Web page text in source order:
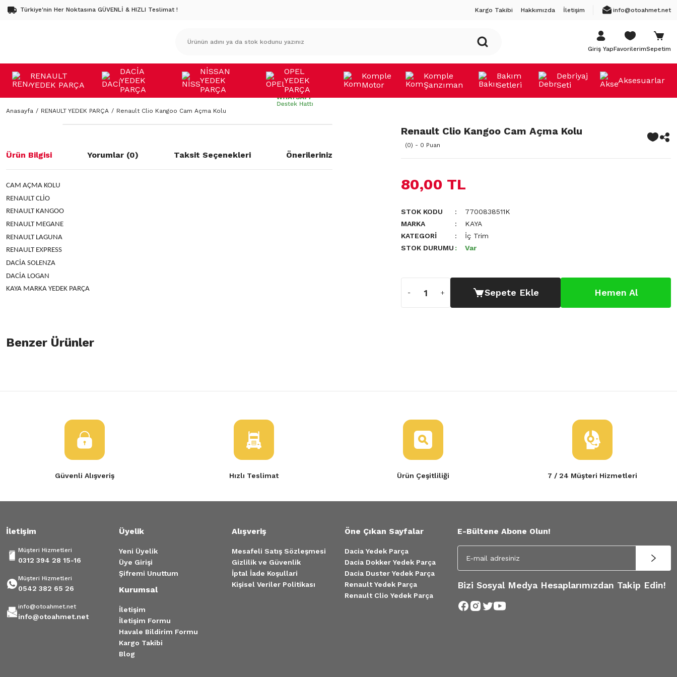
Türkiye'nin Her Noktasına GÜVENLİ & HIZLI Teslimat ! Kargo Takibi Hakkımızda İletişim info@otoahmet.net
Giriş YapFavorilerimSepetim
RENAULT
YEDEK PARÇA
DACİA
YEDEK
PARÇA
NİSSAN
YEDEK
PARÇA
OPEL
YEDEK
PARÇA
Komple
Motor
Komple
Şanzıman
Bakım
Setleri
Debriyaj
Seti
Aksesuarlar
Anasayfa RENAULT YEDEK PARÇA Renault Clio Kangoo Cam Açma Kolu
Ürün Bilgisi Yorumlar (0) Taksit Seçenekleri Önerileriniz
CAM AÇMA KOLU
RENAULT CLİO
RENAULT KANGOO
RENAULT MEGANE
RENAULT LAGUNA
RENAULT EXPRESS
DACİA SOLENZA
DACİA LOGAN
KAYA MARKA YEDEK PARÇA
öneri formunu kullanarak tarafımıza iletebilirsiniz.
Ürün açıklamasında eksik bilgiler bulunuyor.
Ürün fiyatı diğer sitelerden daha pahalı.
Bu ürüne benzer farklı alternatifler olmalı.
Benzer Ürünler
Cam Açma Kolu Kangoo Clio
Renault Clio Kangoo Cam Açma Kolu
(0) - 0 Puan
80,00 TL
STOK KODU
7700838511K
MARKA
KAYA
KATEGORI
İç Trim
STOK DURUMU
Var
Sepete Ekle Hemen Al
Güvenli Alışveriş Hızlı Teslimat Ürün Çeşitliliği 7 / 24 Müşteri Hizmetleri
İletişim
Müşteri Hizmetleri
0312 394 28 15-16
Müşteri Hizmetleri
0542 382 65 26
info@otoahmet.net
info@otoahmet.net
Üyelik
Yeni Üyelik
Üye Girişi
Şifremi Unuttum
Kurumsal
İletişim
İletişim Formu
Havale Bildirim Formu
Kargo Takibi
Blog
Alışveriş
Mesafeli Satış Sözleşmesi
Gizlilik ve Güvenlik
İptal İade Koşullari
Kişisel Veriler Politikası
Öne Çıkan Sayfalar
Dacia Yedek Parça
Dacia Dokker Yedek Parça
Dacia Duster Yedek Parça
Renault Yedek Parça
Renault Clio Yedek Parça
E-Bültene Abone Olun!
Bizi Sosyal Medya Hesaplarımızdan Takip Edin!